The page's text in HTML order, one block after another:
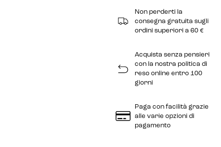
Non perderti la
consegna gratuita sugli
ordini superiori a 60 €
Acquista senza pensieri
con la nostra politica di
reso online entro 100
giorni
Paga con facilità grazie
alle varie opzioni di
pagamento